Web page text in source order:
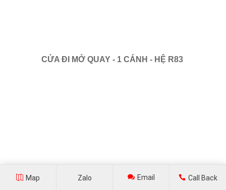
CỬA ĐI MỞ QUAY - 1 CÁNH - HỆ R83
Map Zalo Email Call Back